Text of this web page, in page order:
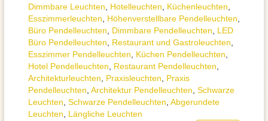
Dimmbare Leuchten
Hotelleuchten Küchenleuchten
Esszimmer­­leuchten
Höhen­verstellbare Pendelleuchten
Büro Pendelleuchten
Dimmbare Pendelleuchten
LED
Büro Pendelleuchten
Restaurant und Gastroleuchten
Esszimmer Pendelleuchten
Küchen Pendelleuchten
Hotel Pendelleuchten
Restaurant Pendelleuchten
Architektur­leuchten
Praxisleuchten
Praxis
Pendelleuchten Architektur Pendelleuchten Schwarze
Leuchten Schwarze Pendelleuchten Abgerundete
Leuchten
Längliche Leuchten